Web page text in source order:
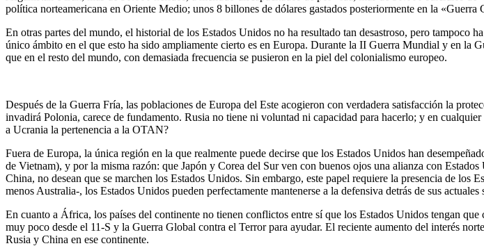
política norteamericana en Oriente Medio; unos 8 billones de dólares gastados posteriormente en la «Guerra
En otras partes del mundo, el historial de los Estados Unidos no ha resultado tan desastroso, pero tampoco
único ámbito en el que esto ha sido ampliamente cierto es en Europa. Durante la II Guerra Mundial y en
que en el resto del mundo, con demasiada frecuencia se pusieron en la piel del colonialismo europeo.
Después de la Guerra Fría, las poblaciones de Europa del Este acogieron con verdadera satisfacción la
invadirá Polonia, carece de fundamento. Rusia no tiene ni voluntad ni capacidad para hacerlo; y en
a Ucrania la pertenencia a la OTAN?
Fuera de Europa, la única región en la que realmente puede decirse que los Estados Unidos han
de Vietnam), y por la misma razón: que Japón y Corea del Sur ven con buenos ojos una alianza con
China, no desean que se marchen los Estados Unidos. Sin embargo, este papel requiere la presencia de
menos Australia-, los Estados Unidos pueden perfectamente mantenerse a la defensiva detrás de sus
En cuanto a África, los países del continente no tienen conflictos entre sí que los Estados Unidos tengan
muy poco desde el 11-S y la Guerra Global contra el Terror para ayudar. El reciente aumento del interés
Rusia y China en ese continente.